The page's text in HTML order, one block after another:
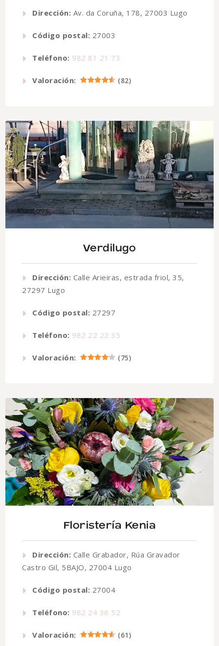
Dirección: Av. da Coruña, 178, 27003 Lugo
Código postal: 27003
Teléfono: 982 81 21 73
Valoración: (82)
Verdilugo
Dirección: Calle Arieiras, estrada friol, 35,
27297 Lugo
Código postal: 27297
Teléfono: 982 22 22 35
Valoración: (75)
Floristería Kenia
Dirección: Calle Grabador, Rúa Gravador
Castro Gil, 5BAJO, 27004 Lugo
Código postal: 27004
Teléfono: 982 24 36 52
Valoración: (61)